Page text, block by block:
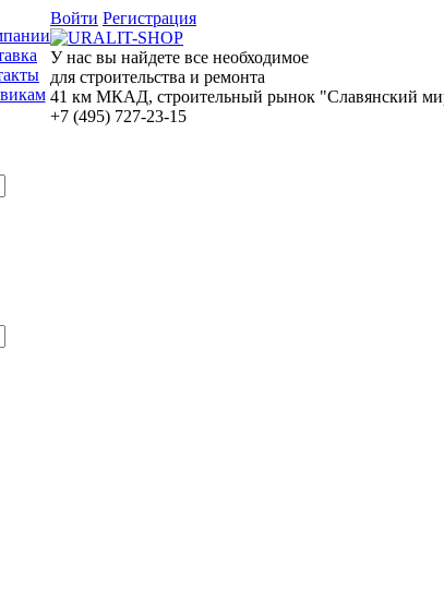
Войти Регистрация
У нас вы найдете все необходимое
для строительства и ремонта
41 км МКАД, строительный рынок "Славянский
+7 (495) 727-23-15